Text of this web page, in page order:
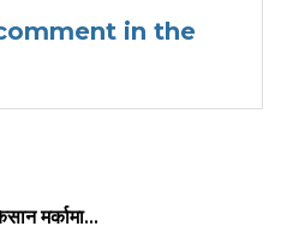
in the
मर्कामा...